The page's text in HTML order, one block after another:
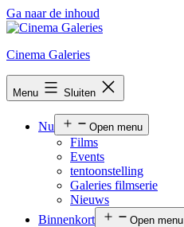
Ga naar de inhoud
Cinema Galeries
Menu Sluiten
Nu Open menu
Films
Events
tentoonstelling
Galeries filmserie
Nieuws
Binnenkort
Open menu